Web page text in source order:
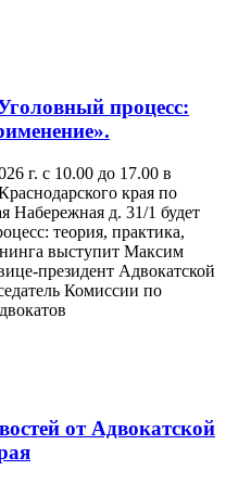
процесс:
г. с 10.00 до 17.00 в
края по
Набережная д. 31/1 будет
теория, практика,
выступит Максим
президент Адвокатской
Комиссии по
от Адвокатской